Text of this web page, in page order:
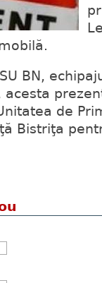
BN,
de
Bistriţa